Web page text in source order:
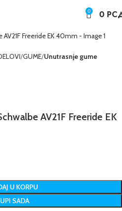
0 0
GUME Unutrasnje gume
AV21F Freeride EK
U KORPU
SADA